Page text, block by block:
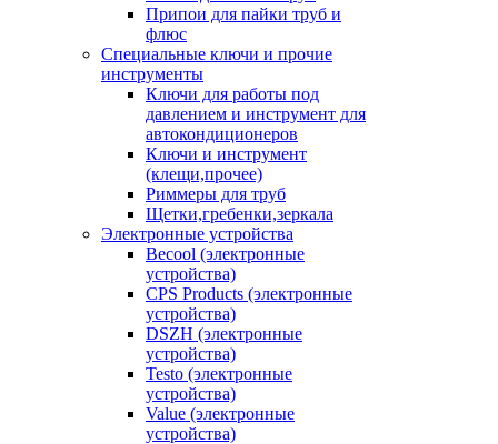
Припои для пайки труб и
флюс
Специальные ключи и прочие
инструменты
Ключи для работы под
давлением и инструмент для
автокондиционеров
Ключи и инструмент
(клещи,прочее)
Риммеры для труб
Щетки,гребенки,зеркала
Электронные устройства
Becool (электронные
устройства)
CPS Products (электронные
устройства)
DSZH (электронные
устройства)
Testo (электронные
устройства)
Value (электронные
устройства)